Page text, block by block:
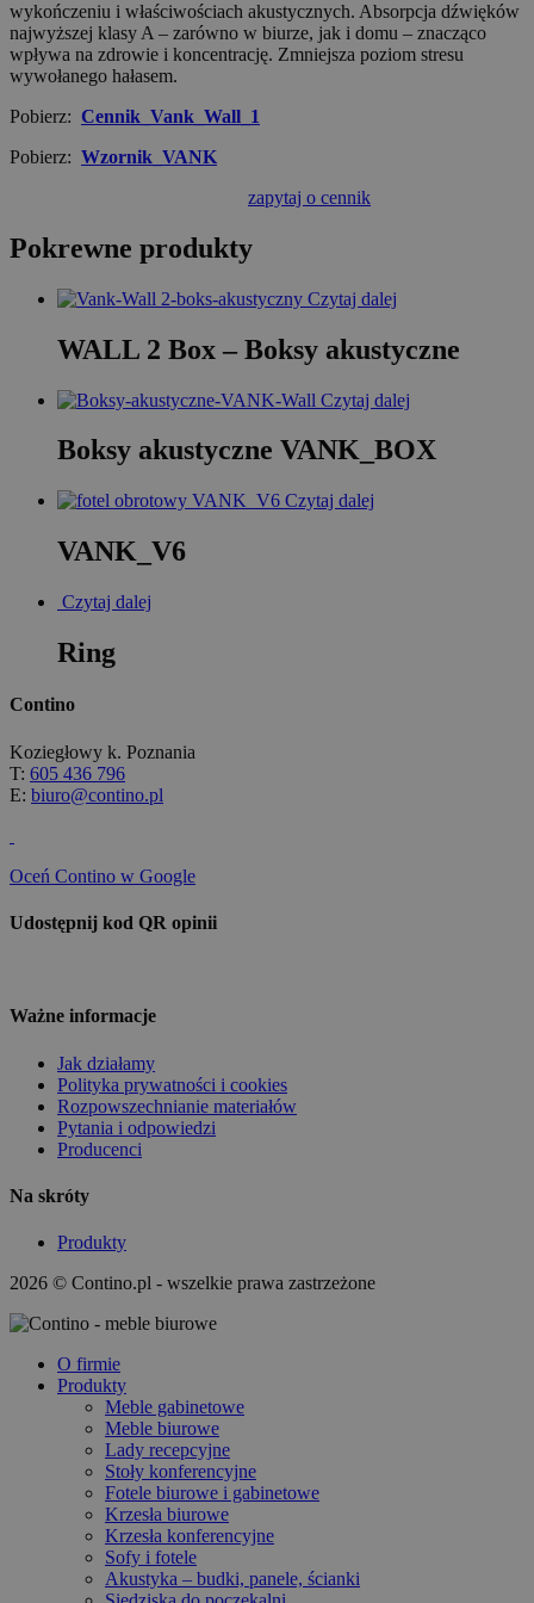
wykończeniu i właściwościach akustycznych. Absorpcja dźwięków
najwyższej klasy A – zarówno w biurze, jak i domu – znacząco
wpływa na zdrowie i koncentrację. Zmniejsza poziom stresu
wywołanego hałasem.
Pobierz: Cennik_Vank_Wall_1
Pobierz: Wzornik_VANK
zapytaj o cennik
Pokrewne produkty
Czytaj dalej
WALL 2 Box – Boksy akustyczne
Czytaj dalej
Boksy akustyczne VANK_BOX
Czytaj dalej
VANK_V6
Czytaj dalej
Ring
Contino
Koziegłowy k. Poznania
T: 605 436 796
E: biuro@contino.pl
Oceń Contino w Google
Udostępnij kod QR opinii
Ważne informacje
Jak działamy
Polityka prywatności i cookies
Rozpowszechnianie materiałów
Pytania i odpowiedzi
Producenci
Na skróty
Produkty
2026 © Contino.pl - wszelkie prawa zastrzeżone
O firmie
Produkty
Meble gabinetowe
Meble biurowe
Lady recepcyjne
Stoły konferencyjne
Fotele biurowe i gabinetowe
Krzesła biurowe
Krzesła konferencyjne
Sofy i fotele
Akustyka – budki, panele, ścianki